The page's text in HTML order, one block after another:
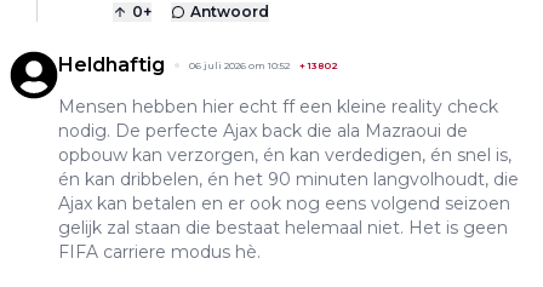
0+ Antwoord
Heldhaftig 06 juli 2026 om 10:52 +13802
Mensen hebben hier echt ff een kleine reality check
nodig. De perfecte Ajax back die ala Mazraoui de
opbouw kan verzorgen, én kan verdedigen, én snel is,
én kan dribbelen, én het 90 minuten langvolhoudt, die
Ajax kan betalen en er ook nog eens volgend seizoen
gelijk zal staan die bestaat helemaal niet. Het is geen
FIFA carriere modus hè.